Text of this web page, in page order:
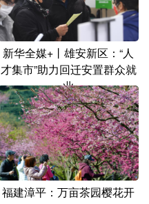
新华全媒+丨雄安新区：“人
才集市”助力回迁安置群众就
业
福建漳平：万亩茶园樱花开